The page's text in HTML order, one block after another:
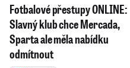
Fotbalové přestupy ONLINE:
Slavný klub chce Mercada,
Sparta ale měla nabídku
odmítnout